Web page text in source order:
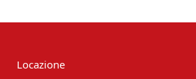
Locazione